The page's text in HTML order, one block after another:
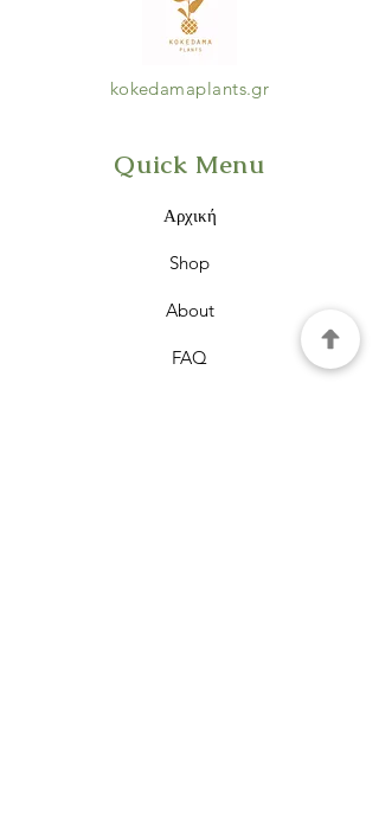
kokedamaplants.gr
Quick Menu
Αρχική
Shop
About
FAQ